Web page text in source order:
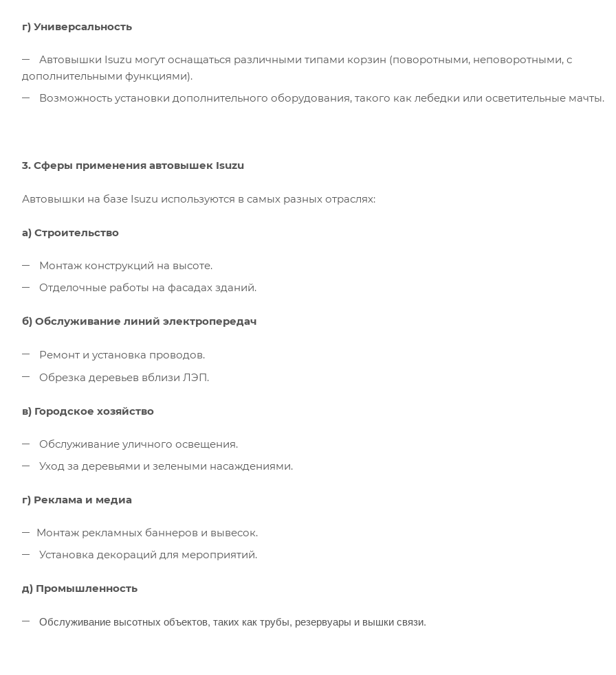
г) Универсальность
Автовышки Isuzu могут оснащаться различными типами корзин (поворотными, неповоротными, с
дополнительными функциями).
Возможность установки дополнительного оборудования, такого как лебедки или осветительные мачты.
3. Сферы применения автовышек Isuzu
Автовышки на базе Isuzu используются в самых разных отраслях:
а) Строительство
Монтаж конструкций на высоте.
Отделочные работы на фасадах зданий.
б) Обслуживание линий электропередач
Ремонт и установка проводов.
Обрезка деревьев вблизи ЛЭП.
в) Городское хозяйство
Обслуживание уличного освещения.
Уход за деревьями и зелеными насаждениями.
г) Реклама и медиа
Монтаж рекламных баннеров и вывесок.
Установка декораций для мероприятий.
д) Промышленность
Обслуживание высотных объектов, таких как трубы, резервуары и вышки связи.